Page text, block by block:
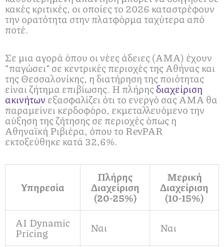
κακές κριτικές, οι οποίες το 2026 καταστρέφουν
την ορατότητα στην πλατφόρμα ταχύτερα από
ποτέ.
Σε μια αγορά όπου οι νέες άδειες (ΑΜΑ) έχουν
“παγώσει” σε κεντρικές περιοχές της Αθήνας και
της Θεσσαλονίκης, η διατήρηση της ποιότητας
είναι ζήτημα επιβίωσης. Η πλήρηςδιαχείριση
ακινήτωνεξασφαλίζει ότι το ενεργό σας ΑΜΑ θα
παραμείνει κερδοφόρο, εκμεταλλευόμενο την
αύξηση της ζήτησης σε περιοχές όπως η
Αθηναϊκή Ριβιέρα, όπου το RevPAR
εκτοξεύθηκε κατά 32,6%.
Υπηρεσία
Πλήρης
Διαχείριση
(20-25%)
Μερική
Διαχείριση
(10-15%)
AI Dynamic
Pricing Ναι Ναι